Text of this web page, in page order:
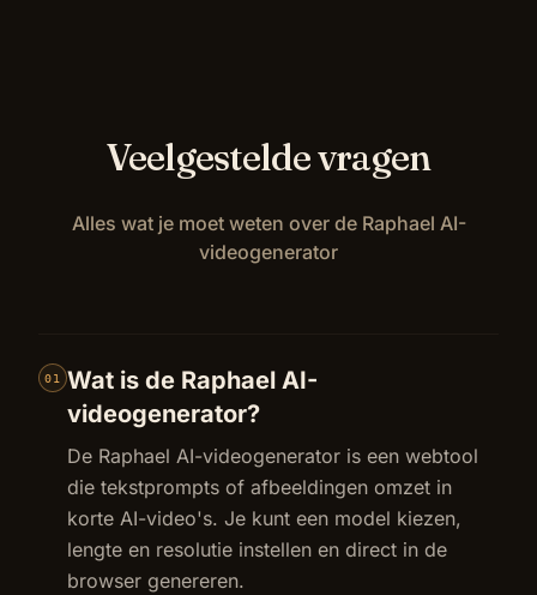
Veelgestelde vragen
Alles wat je moet weten over de Raphael AI-
videogenerator
01
Wat is de Raphael AI-
videogenerator?
De Raphael AI-videogenerator is een webtool
die tekstprompts of afbeeldingen omzet in
korte AI-video's. Je kunt een model kiezen,
lengte en resolutie instellen en direct in de
browser genereren.